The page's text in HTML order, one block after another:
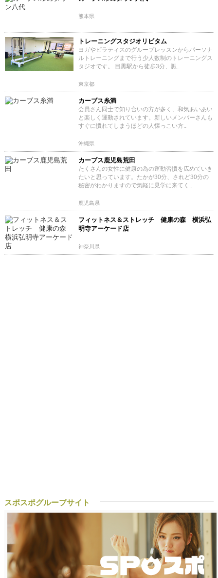
熊本県
トレーニングスタジオリビタム
ヨガやピラティスのグループレッスンからパーソナ
ルトレーニングまで行う少人数制のトレーニングス
タジオです。 目黒駅から徒歩3分、賑..
東京都
カーブス糸満
会員さん同士で知り合いの方が多く、和気あいあい
と楽しく運動されています。新しいメンバーさんも
すぐに慣れてしまうほどの人懐っこい方..
沖縄県
カーブス鹿児島荒田
たくさんの女性に健康の為の運動習慣を広めていき
たいと思っています。たかが30分、されど30分の
秘密がわかりますので気軽に見学に来てく..
鹿児島県
フィットネス＆ストレッチ 健康の森 横浜弘
明寺アーケード店
神奈川県
スポスポグループサイト